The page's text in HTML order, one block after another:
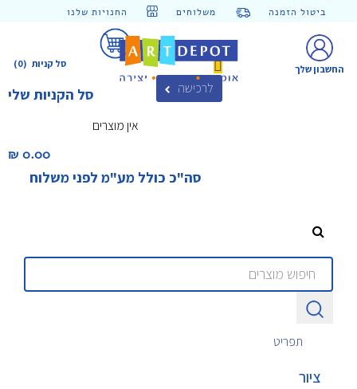
ביטול הזמנה משלוחים החנויות שלנו
(0) סל קניות
סל הקניות שלי לרכישה
אין מוצרים
0.00 ₪‎
סה"כ כולל מע"מ לפני משלוח
החשבון שלך
תפריט
ציור